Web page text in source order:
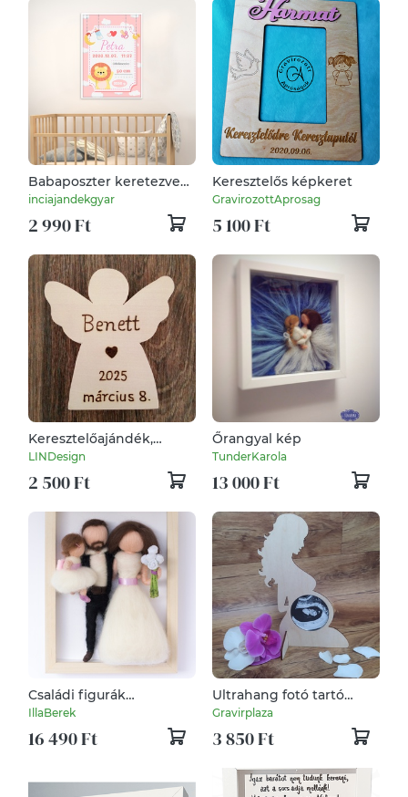
Babaposzter keretezve
születési adatokkal
oroszlán, Babaszobába,
Születésnapra, Újszülött
inciajandekgyar
2 990 Ft
Keresztelős képkeret
GravirozottAprosag
5 100 Ft
Keresztelőajándék,
angyal
keresztelőajándék
LINDesign
2 500 Ft
Őrangyal kép
TunderKarola
13 000 Ft
Családi figurák
képkeretben
IllaBerek
16 490 Ft
Ultrahang fotó tartó
képkeretek
Gravirplaza
3 850 Ft